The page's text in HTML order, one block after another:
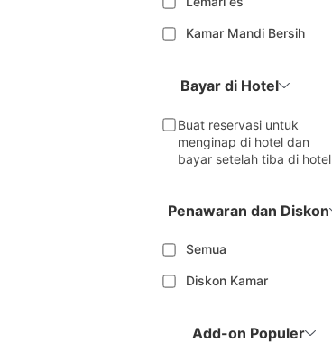
Kamar Mandi Bersih
Bayar di Hotel
Buat reservasi untuk
menginap di hotel dan
bayar setelah tiba di hotel
Penawaran dan Diskon
Semua
Diskon Kamar
Add-on Populer